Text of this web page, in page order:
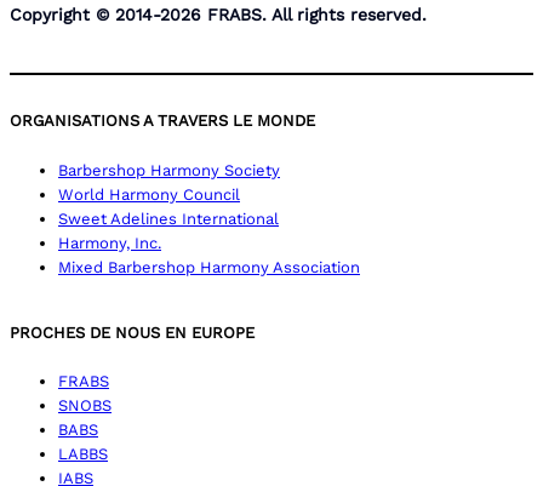
Copyright © 2014-2026 FRABS. All rights reserved.
ORGANISATIONS A TRAVERS LE MONDE
Barbershop Harmony Society
World Harmony Council
Sweet Adelines International
Harmony, Inc.
Mixed Barbershop Harmony Association
PROCHES DE NOUS EN EUROPE
FRABS
SNOBS
BABS
LABBS
IABS